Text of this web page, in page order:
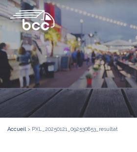
Accueil> PXL_20250121_092530853_resultat